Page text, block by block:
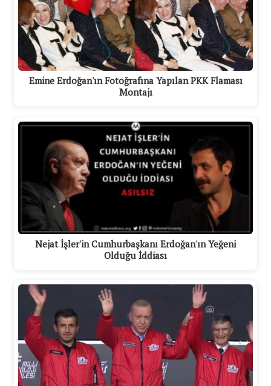
Emine Erdoğan'ın Fotoğrafına Yapılan PKK Flaması
Montajı
Nejat İşler'in Cumhurbaşkanı Erdoğan'ın Yeğeni
Olduğu İddiası